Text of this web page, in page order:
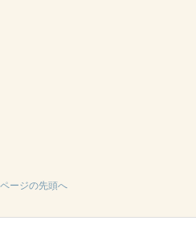
ページの先頭へ